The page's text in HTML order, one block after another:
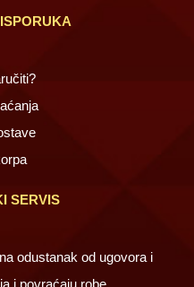
SERVIS
odustanak od ugovora i
i povraćaju robe